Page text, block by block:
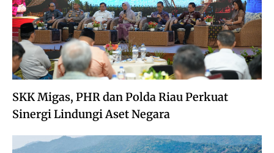
SKK Migas, PHR dan Polda Riau Perkuat
Sinergi Lindungi Aset Negara